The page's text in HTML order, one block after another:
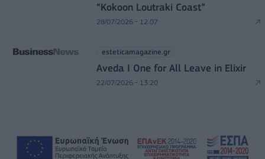
“Kokoon Loutraki Coast”
28/07/2026 - 12:07
esteticamagazine.gr
Aveda I One for All Leave in Elixir
22/07/2026 - 13:20